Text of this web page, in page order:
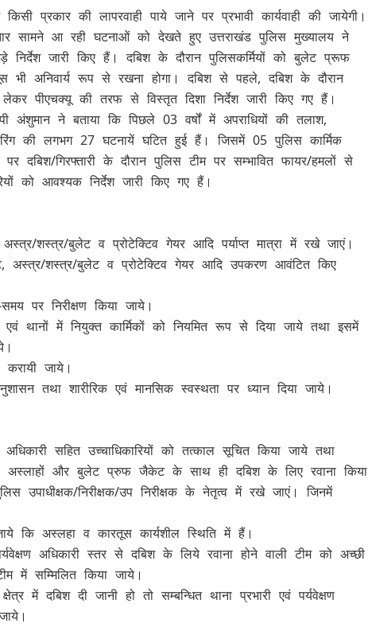
प्रकार की लापरवाही पाये जाने पर प्रभावी कार्यवाही की जायेगी।
सामने आ रही घटनाओं को देखते हुए उत्तराखंड पुलिस मुख्यालय ने
जारी किए हैं। दबिश के दौरान पुलिसकर्मियों को बुलेट प्रूफ
भी अनिवार्य रूप से रखना होगा। दबिश से पहले, दबिश के दौरान
पीएचक्यू की तरफ से विस्तृत दिशा निर्देश जारी किए गए हैं।
अंशुमान ने बताया कि पिछले 03 वर्षों में अपराधियों की तलाश,
की लगभग 27 घटनायें घटित हुई हैं। जिसमें 05 पुलिस कार्मिक
दबिश/गिरफ्तारी के दौरान पुलिस टीम पर सम्भावित फायर/हमलों से
को आवश्यक निर्देश जारी किए गए हैं।
बुलेट व प्रोटेक्टिव गेयर आदि पर्याप्त मात्रा में रखे जाएं।
शस्त्र/बुलेट व प्रोटेक्टिव गेयर आदि उपकरण आवंटित किए
पर निरीक्षण किया जाये।
थानों में नियुक्त कार्मिकों को नियमित रूप से दिया जाये तथा इसमें
जाये।
तथा शारीरिक एवं मानसिक स्वस्थता पर ध्यान दिया जाये।
सहित उच्चाधिकारियों को तत्काल सूचित किया जाये तथा
और बुलेट प्रुफ जैकेट के साथ ही दबिश के लिए रवाना किया
निरीक्षक/उप निरीक्षक के नेतृत्व में रखे जाएं। जिनमें
कि अस्लहा व कारतूस कार्यशील स्थिति में हैं।
अधिकारी स्तर से दबिश के लिये रवाना होने वाली टीम को अच्छी
में सम्मिलित किया जाये।
में दबिश दी जानी हो तो सम्बन्धित थाना प्रभारी एवं पर्यवेक्षण